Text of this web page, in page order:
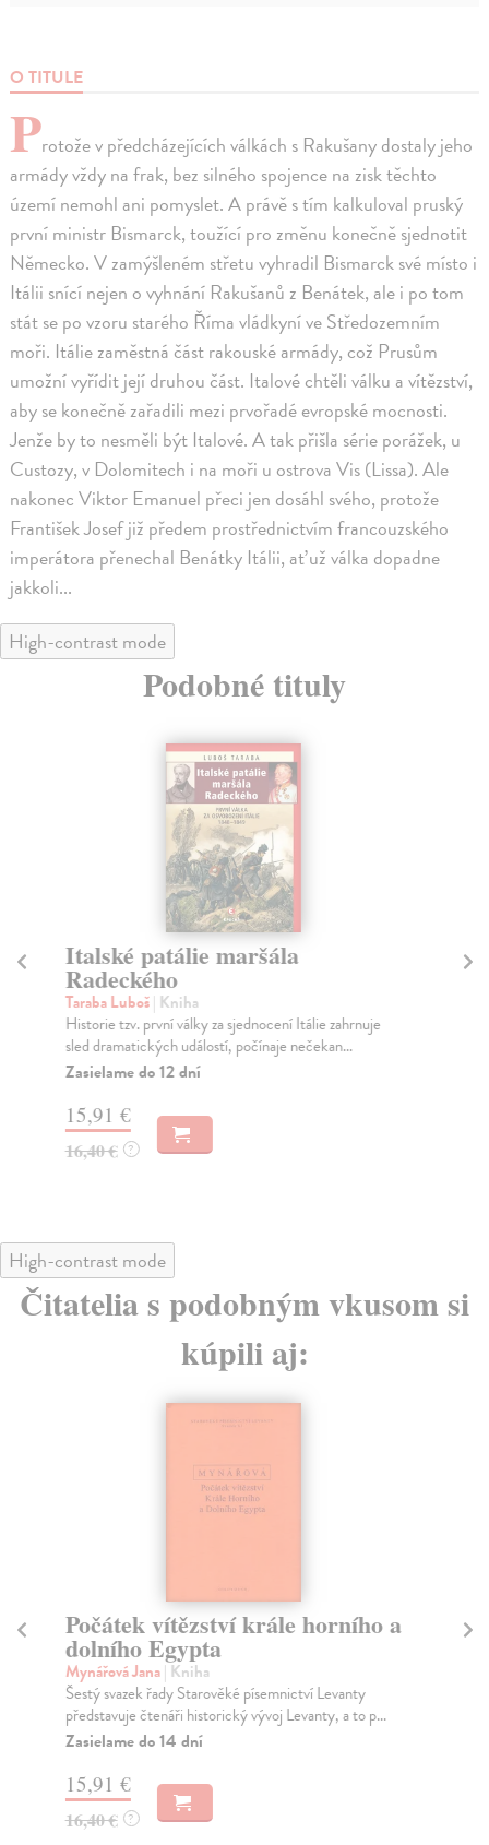
O TITULE
Protože v předcházejících válkách s Rakušany dostaly jeho
armády vždy na frak, bez silného spojence na zisk těchto
území nemohl ani pomyslet. A právě s tím kalkuloval pruský
první ministr Bismarck, toužící pro změnu konečně sjednotit
Německo. V zamýšleném střetu vyhradil Bismarck své místo i
Itálii snící nejen o vyhnání Rakušanů z Benátek, ale i po tom
stát se po vzoru starého Říma vládkyní ve Středozemním
moři. Itálie zaměstná část rakouské armády, což Prusům
umožní vyřídit její druhou část. Italové chtěli válku a vítězství,
aby se konečně zařadili mezi prvořadé evropské mocnosti.
Jenže by to nesměli být Italové. A tak přišla série porážek, u
Custozy, v Dolomitech i na moři u ostrova Vis (Lissa). Ale
nakonec Viktor Emanuel přeci jen dosáhl svého, protože
František Josef již předem prostřednictvím francouzského
imperátora přenechal Benátky Itálii, ať už válka dopadne
jakkoli...
High-contrast mode
Podobné tituly
Italské patálie maršála
Radeckého
Taraba Luboš| Kniha
Historie tzv. první války za sjednocení Itálie zahrnuje
sled dramatických událostí, počínaje nečekan...
Zasielame do 12 dní
15,91 €
16,40 € ?
High-contrast mode
Čitatelia s podobným vkusom si
kúpili aj:
Počátek vítězství krále horního a
dolního Egypta
Mynářová Jana| Kniha
Šestý svazek řady Starověké písemnictví Levanty
představuje čtenáři historický vývoj Levanty, a to p...
Zasielame do 14 dní
15,91 €
16,40 € ?